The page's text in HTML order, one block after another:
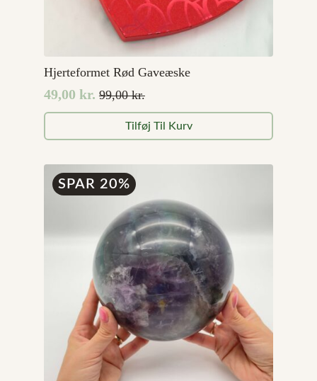
Hjerteformet Rød Gaveæske
99,00kr.
Den
oprindelige
pris
99,00 kr..
49,00 kr.
Den
aktuelle
pris
49,00 kr..
Tilføj Til Kurv
SPAR 20%